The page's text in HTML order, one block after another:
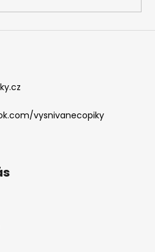
vysnivanecopiky